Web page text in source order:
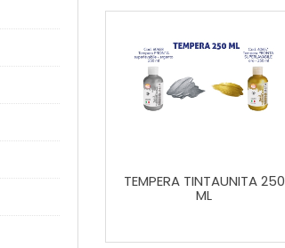
TEMPERA TINTAUNITA 250
ML